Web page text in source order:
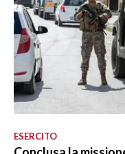
ESERCITO